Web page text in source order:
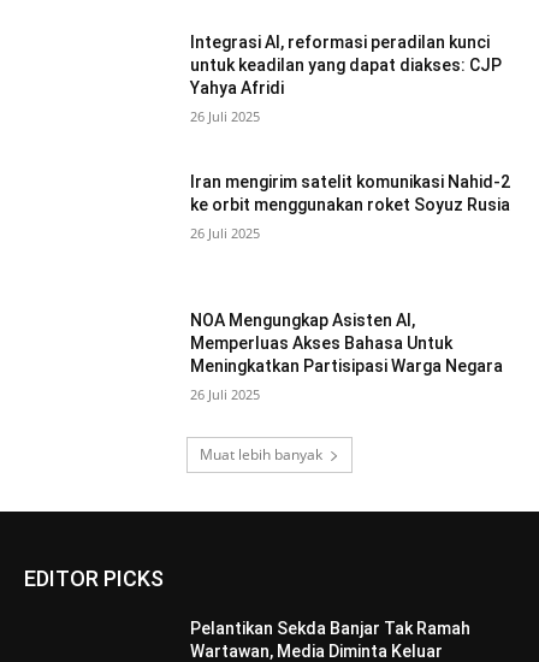
Integrasi AI, reformasi peradilan kunci
untuk keadilan yang dapat diakses: CJP
Yahya Afridi
26 Juli 2025
Iran mengirim satelit komunikasi Nahid-2
ke orbit menggunakan roket Soyuz Rusia
26 Juli 2025
NOA Mengungkap Asisten AI,
Memperluas Akses Bahasa Untuk
Meningkatkan Partisipasi Warga Negara
26 Juli 2025
Muat lebih banyak
EDITOR PICKS
Pelantikan Sekda Banjar Tak Ramah
Wartawan, Media Diminta Keluar